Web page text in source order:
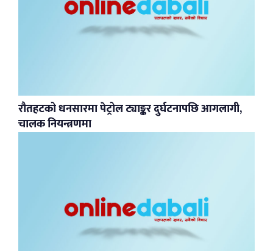
रौतहटको धनसारमा पेट्रोल ट्याङ्कर दुर्घटनापछि आगलागी,
चालक नियन्त्रणमा